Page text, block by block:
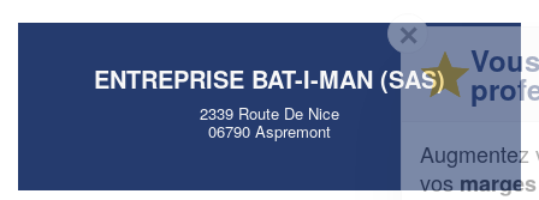
ENTREPRISE BAT-I-MAN (SAS)
2339 Route De Nice
06790 Aspremont
✕
professionnel ?
chiffre d'affaireset
marges tout en gagnant de